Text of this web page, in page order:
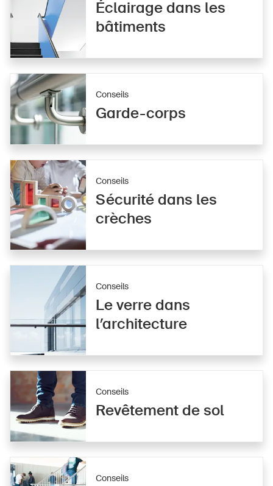
Éclairage dans les
bâtiments
Conseils
Garde-corps
Conseils
Sécurité dans les
crèches
Conseils
Le verre dans
l’architecture
Conseils
Revêtement de sol
Conseils